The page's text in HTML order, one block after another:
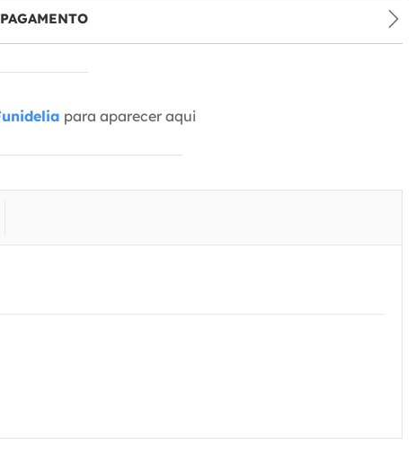
para aparecer aqui